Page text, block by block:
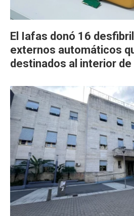
El Iafas donó 16
externos automáticos
destinados al interior de